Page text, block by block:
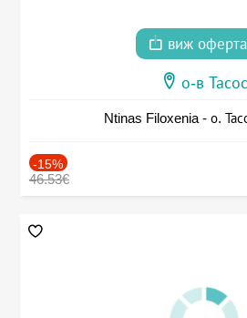
виж
о-в Тасос
Ntinas Filoxenia - о.
-15%
46.53€